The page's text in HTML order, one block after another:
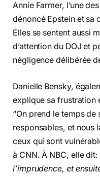
Annie Farmer, l’une
dénoncé Epstein et sa
Elles se sentent aussi
d’attention du DOJ et
négligence délibérée
Danielle Bensky,
explique sa frustration
“On prend le temps
responsables, et nous
ceux qui sont
à CNN. À NBC, elle dit:
l’imprudence, et